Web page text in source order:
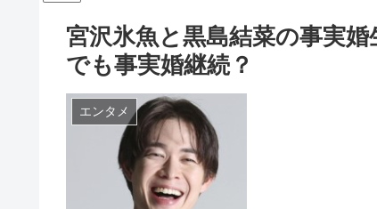
宮沢氷魚と黒島結菜の事実
でも事実婚継続？
エンタメ